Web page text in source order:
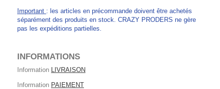
Important : les articles en précommande doivent être achetés
séparément des produits en stock. CRAZY PRODERS ne gère
pas les expéditions partielles.
INFORMATIONS
Information LIVRAISON
Information PAIEMENT